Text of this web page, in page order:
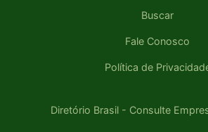
Buscar
Fale Conosco
Política de
Diretório Brasil - Consulte